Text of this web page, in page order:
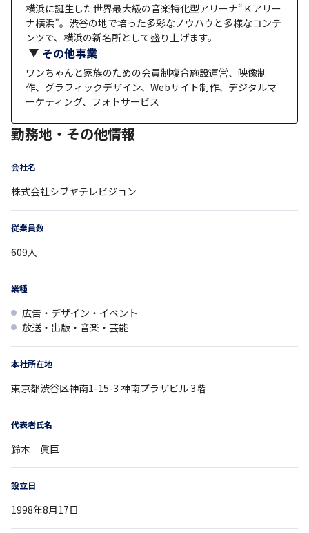
横浜に誕生した世界最大級の音楽特化型アリーナ“Ｋアリー
ナ横浜”。渋谷の地で培った多彩なノウハウと多様なコンテ
ンツで、横浜の新名所として盛り上げます。
その他事業
ワンちゃんと家族のための会員制複合施設運営、映像制
作、グラフィックデザイン、Webサイト制作、デジタルマ
ーケティング、フォトサービス
勤務地・その他情報
会社名
株式会社シブヤテレビジョン
従業員数
609人
業種
広告・デザイン・イベント
放送・出版・音楽・芸能
本社所在地
東京都渋谷区神南1-15-3 神南プラザビル 3階
代表者氏名
鈴木 眞巨
設立日
1998年8月17日